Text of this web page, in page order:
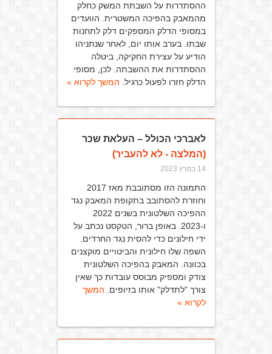
ההסתדרות על השבתת המשק כחלק
מהמאבק בהפיכה המשטרית. הוועדים
במסופי הדלק המספקים דלק לתחנות
שבתו. בערב אותו יום, לאחר שנתניהו
הודיע על עצירת החקיקה, ביטלה
ההסתדרות את ההשבתה. לכן, מסופי
הדלק חזרו לפעול כרגיל. המשך לקרוא »
לאברכי הכולל – העלאת שכר
(המלצה - לא להעביר)
14 במרץ 2023
התמונה הזו מסתובבת מאז 2017
וחוזרת להסתובב בתקופת המאבק נגד
ההפיכה השלטונית בשנים 2022
ו-2023. באופן ברור, הטקסט נכתב על
ידי חילונים כדי להסית נגד החרדים.
השפה שלו חילונית והביטויים מוקצנים
בכוונה. המאבק בהפיכה השלטונית
צודק ומספיק מבוסס עובדות כך שאין
צורך "לתדלק" אותו בזיופים. המשך
לקרוא »